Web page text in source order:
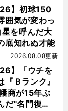
】初球150
囲気が変わっ
を呼んだ大
底知れぬ才能
】「ウチを
Ｂランク』
商が15年ぶ
だ"名門復
2026.08.08更新